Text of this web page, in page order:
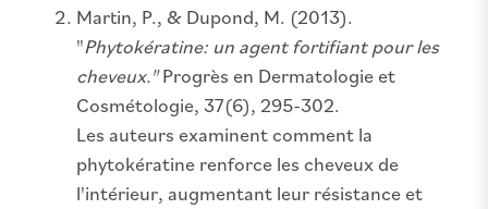
Martin, P., & Dupond, M. (2013).
"Phytokératine: un agent fortifiant pour les
cheveux."Progrès en Dermatologie et
Cosmétologie, 37(6), 295-302.
Les auteurs examinent comment la
phytokératine renforce les cheveux de
l'intérieur, augmentant leur résistance et